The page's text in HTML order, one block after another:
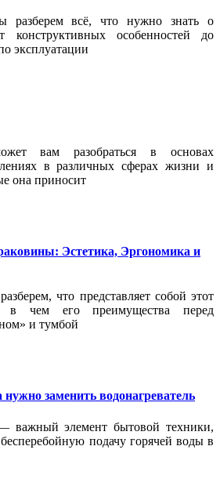
разберем всё, что нужно знать о
конструктивных особенностей до
эксплуатации
вам разобраться в основах
в различных сферах жизни и
она приносит
Эстетика, Эргономика и
что представляет собой этот
в чем его преимущества перед
и тумбой
нужно заменить водонагреватель
— важный элемент бытовой техники,
подачу горячей воды в